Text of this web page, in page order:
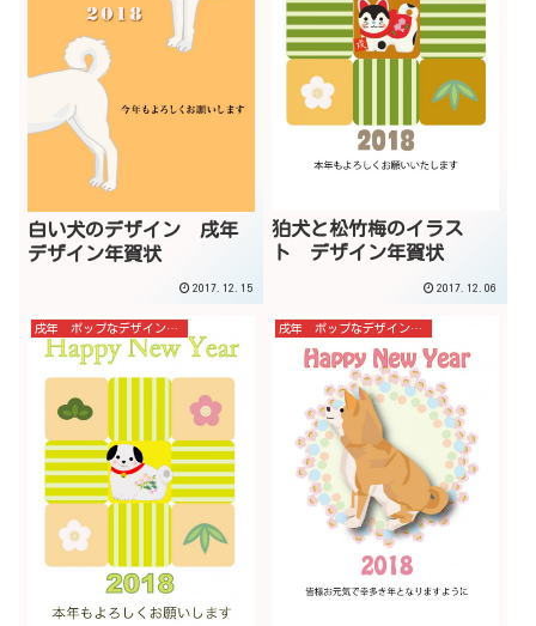
白い犬のデザイン 戌年
デザイン年賀状
2017.12.15
狛犬と松竹梅のイラス
ト デザイン年賀状
2017.12.06
戌年 ポップなデザイン年賀状 戌年 ポップなデザイン年賀状